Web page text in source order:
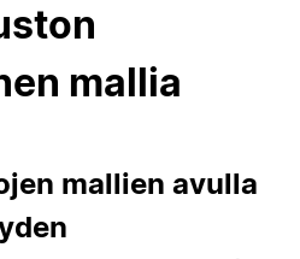
mallia
mallien avulla